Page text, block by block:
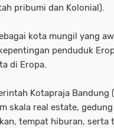
pribumi dan Kolonial).
kota mungil yang
penduduk
di Eropa.
Kotapraja Bandung
skala real estate,
tempat hiburan, serta